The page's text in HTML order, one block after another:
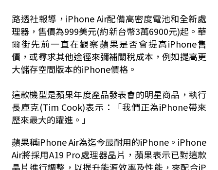
路透社報導，iPhone Air配備高密度電池和全新處
理器，售價為999美元(約新台幣3萬6900元)起。華
爾街先前一直在觀察蘋果是否會提高iPhone售
價，或尋求其他途徑來彌補關稅成本，例如提高更
大儲存空間版本的iPhone價格。
這款機型是蘋果年度產品發表會的明星商品，執行
長庫克(Tim Cook)表示：「我們正為iPhone帶來
歷來最大的躍進。」
蘋果稱iPhone Air為迄今最耐用的iPhone。iPhone
Air將採用A19 Pro處理器晶片，蘋果表示已對這款
晶片進行調整，以提升能源效率及性能，來配合iP